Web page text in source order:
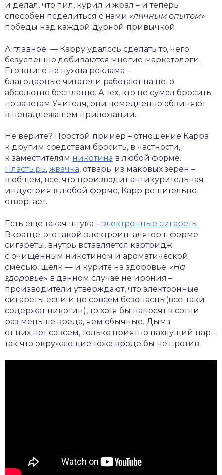
и делал, что пил, курил и жрал – и теперь
способен поделиться с нами «личным опытом»
победы над каждой дурной привычкой.
А главное — Карру удалось сделать то, чего
безуспешно добиваются многие маркетологи.
Его книге не нужна реклама –
благодарные читатели работают на него
абсолютно бесплатно. А тех, кто не сумел бросить
по заветам Учителя, они немедленно обвиняют
в ненадлежащем прилежании.
Не верите? Простой пример – отношение Карра
к другим средствам бросить, в частности,
к заместителям никотина в любой форме.
Пластырь, жвачка, отвары из маковых зерен –
в общем, все, что производит антикурительная
индустрия в любой форме, Карр решительно
отвергает.
Есть еще такая штука – электронные сигареты.
Вкратце: это такой электроингалятор в форме
сигареты, внутрь вставляется картридж
с очищенным никотином и ароматической
смесью, щелк — и курите на здоровье. «На
здоровье» в данном случае не ирония –
производители утверждают, что электронные
сигареты если и не совсем безопасны(все-таки
содержат никотин), то хотя бы наносят в сотни
раз меньше вреда, чем обычные. Дыма
от них нет совсем, только приятно пахнущий пар –
так что окружающие тоже вроде бы не против.